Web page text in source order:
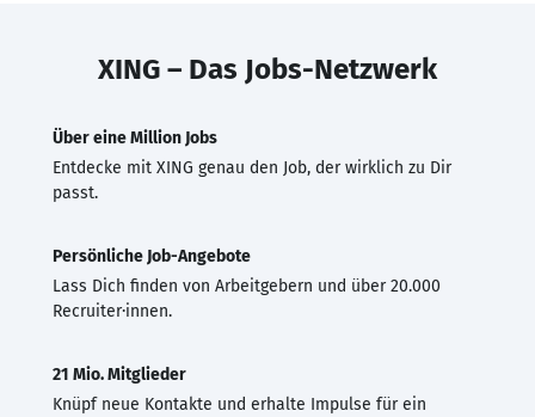
XING – Das Jobs-Netzwerk
Über eine Million Jobs
Entdecke mit XING genau den Job, der wirklich zu Dir
passt.
Persönliche Job-Angebote
Lass Dich finden von Arbeitgebern und über 20.000
Recruiter·innen.
21 Mio. Mitglieder
Knüpf neue Kontakte und erhalte Impulse für ein